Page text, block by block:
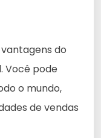
do
Você pode
o mundo,
de vendas